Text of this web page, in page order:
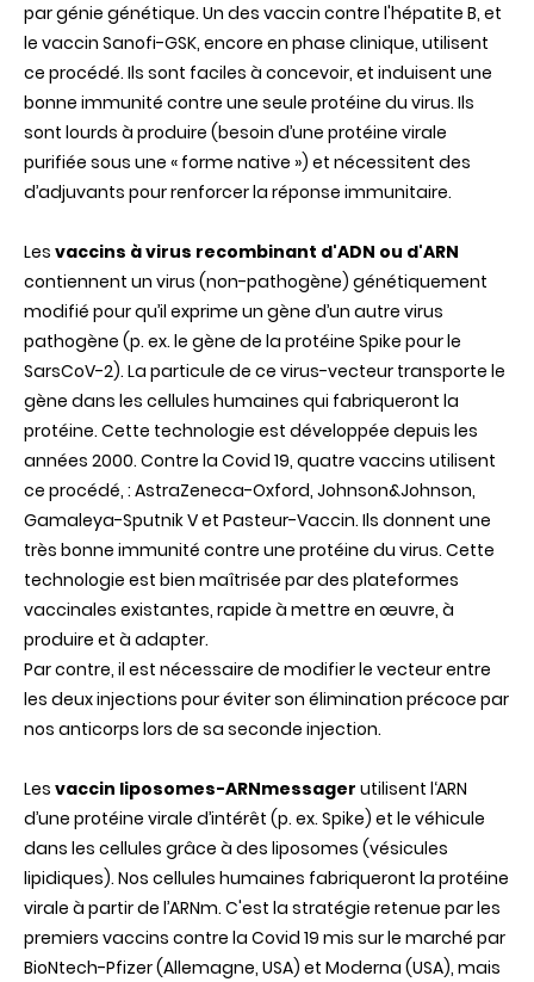
par génie génétique. Un des vaccin contre l'hépatite B, et
le vaccin Sanofi-GSK, encore en phase clinique, utilisent
ce procédé. Ils sont faciles à concevoir, et induisent une
bonne immunité contre une seule protéine du virus. Ils
sont lourds à produire (besoin d’une protéine virale
purifiée sous une « forme native ») et nécessitent des
d’adjuvants pour renforcer la réponse immunitaire.
Les vaccins à virus recombinant d'ADN ou d'ARN
contiennent un virus (non-pathogène) génétiquement
modifié pour qu’il exprime un gène d’un autre virus
pathogène (p. ex. le gène de la protéine Spike pour le
SarsCoV-2). La particule de ce virus-vecteur transporte le
gène dans les cellules humaines qui fabriqueront la
protéine. Cette technologie est développée depuis les
années 2000. Contre la Covid 19, quatre vaccins utilisent
ce procédé, : AstraZeneca-Oxford, Johnson&Johnson,
Gamaleya-Sputnik V et Pasteur-Vaccin. Ils donnent une
très bonne immunité contre une protéine du virus. Cette
technologie est bien maîtrisée par des plateformes
vaccinales existantes, rapide à mettre en œuvre, à
produire et à adapter.
Par contre, il est nécessaire de modifier le vecteur entre
les deux injections pour éviter son élimination précoce par
nos anticorps lors de sa seconde injection.
Les vaccin liposomes-ARNmessager utilisent l‘ARN
d’une protéine virale d’intérêt (p. ex. Spike) et le véhicule
dans les cellules grâce à des liposomes (vésicules
lipidiques). Nos cellules humaines fabriqueront la protéine
virale à partir de l’ARNm. C'est la stratégie retenue par les
premiers vaccins contre la Covid 19 mis sur le marché par
BioNtech-Pfizer (Allemagne, USA) et Moderna (USA), mais